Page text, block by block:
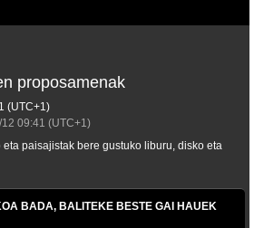
proposamenak
(UTC+1)
09:41 (UTC+1)
paisajistak bere gustuko liburu, disko eta
BADA, BALITEKE BESTE GAI HAUEK